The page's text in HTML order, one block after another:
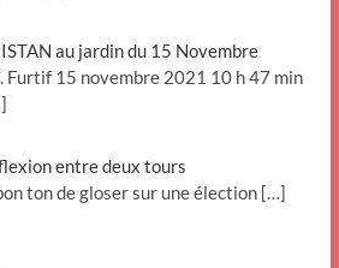
au jardin du 15 Novembre
Furtif 15 novembre 2021 10 h 47 min
entre deux tours
ton de gloser sur une élection […]